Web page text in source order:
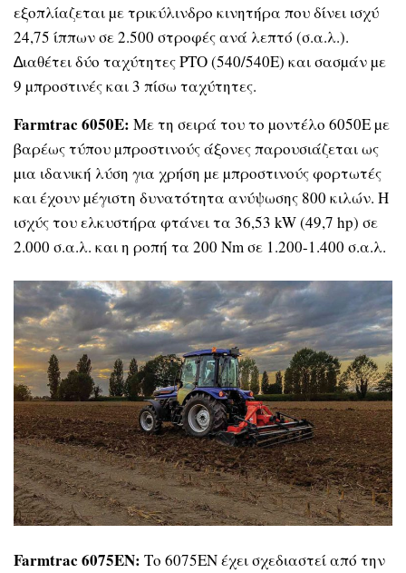
εξοπλίαζεται µε τρικύλινδρο κινητήρα που δίνει ισχύ
24,75 ίππων σε 2.500 στροφές ανά λεπτό (σ.α.λ.).
∆ιαθέτει δύο ταχύτητες PTO (540/540Ε) και σασµάν µε
9 µπροστινές και 3 πίσω ταχύτητες.
Farmtrac 6050E: Με τη σειρά του το µοντέλο 6050E µε
βαρέως τύπου µπροστινούς άξονες παρουσιάζεται ως
µια ιδανική λύση για χρήση µε µπροστινούς φορτωτές
και έχουν µέγιστη δυνατότητα ανύψωσης 800 κιλών. Η
ισχύς του ελκυστήρα φτάνει τα 36,53 kW (49,7 hp) σε
2.000 σ.α.λ. και η ροπή τα 200 Nm σε 1.200-1.400 σ.α.λ.
Farmtrac 6075EN: Το 6075EN έχει σχεδιαστεί από την